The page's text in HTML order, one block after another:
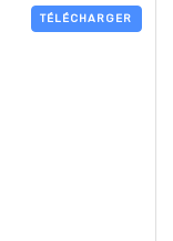
TÉLÉCHARGER